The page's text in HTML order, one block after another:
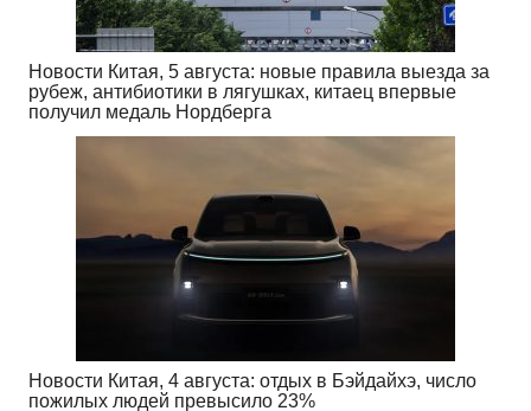
Новости Китая, 5 августа: новые правила выезда за
рубеж, антибиотики в лягушках, китаец впервые
получил медаль Нордберга
Новости Китая, 4 августа: отдых в Бэйдайхэ, число
пожилых людей превысило 23%